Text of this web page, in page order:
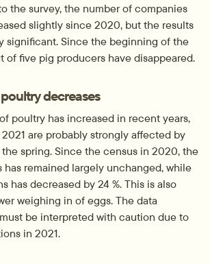
the survey, the number of companies
slightly since 2020, but the results
significant. Since the beginning of the
of five pig producers have disappeared.
decreases
poultry has increased in recent years,
are probably strongly affected by
spring. Since the census in 2020, the
has remained largely unchanged, while
has decreased by 24 %. This is also
weighing in of eggs. The data
be interpreted with caution due to
in 2021.